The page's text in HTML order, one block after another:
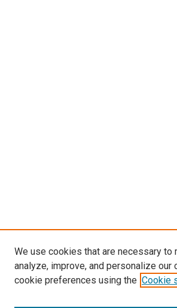
We use cookies that are necessary
analyze, improve, and personalize our
cookie preferences using the Cookie